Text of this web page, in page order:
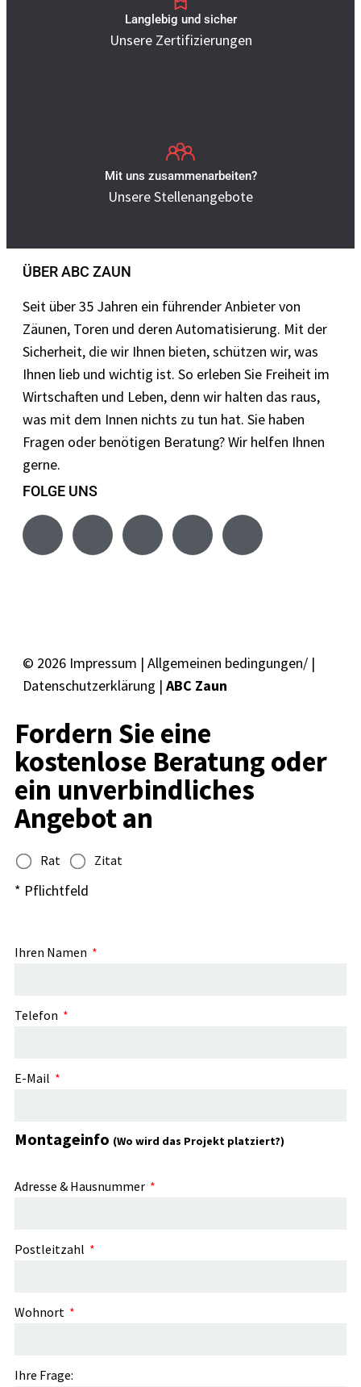
Langlebig und sicher
Unsere Zertifizierungen
Mit uns zusammenarbeiten?
Unsere Stellenangebote
ÜBER ABC ZAUN
Seit über 35 Jahren ein führender Anbieter von
Zäunen, Toren und deren Automatisierung. Mit der
Sicherheit, die wir Ihnen bieten, schützen wir, was
Ihnen lieb und wichtig ist. So erleben Sie Freiheit im
Wirtschaften und Leben, denn wir halten das raus,
was mit dem Innen nichts zu tun hat. Sie haben
Fragen oder benötigen Beratung? Wir helfen Ihnen
gerne.
FOLGE UNS
© 2026 Impressum | Allgemeinen bedingungen/ |
Datenschutzerklärung | ABC Zaun
Fordern Sie eine
kostenlose Beratung oder
ein unverbindliches
Angebot an
Rat Zitat
* Pflichtfeld
Ihren Namen
Telefon
E-Mail
Montageinfo (Wo wird das Projekt platziert?)
Adresse & Hausnummer
Postleitzahl
Wohnort
Ihre Frage: